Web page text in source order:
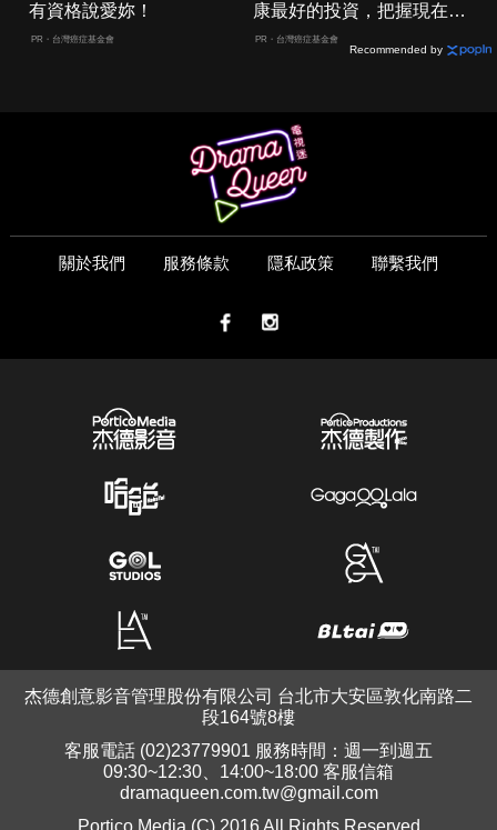
有資格說愛妳！
PR・台灣癌症基金會
康最好的投資，把握現在不
嫌晚！
PR・台灣癌症基金會
Recommended by
關於我們 服務條款 隱私政策 聯繫我們
杰德創意影音管理股份有限公司 台北市大安區敦化南路二
段164號8樓
客服電話 (02)23779901 服務時間：週一到週五
09:30~12:30、14:00~18:00 客服信箱
dramaqueen.com.tw@gmail.com
Portico Media (C) 2016 All Rights Reserved